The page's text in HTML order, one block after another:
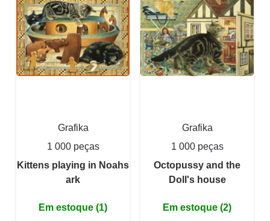
Grafika
1 000 peças
Kittens playing in Noahs
ark
Em estoque (1)
Grafika
1 000 peças
Octopussy and the
Doll's house
Em estoque (2)